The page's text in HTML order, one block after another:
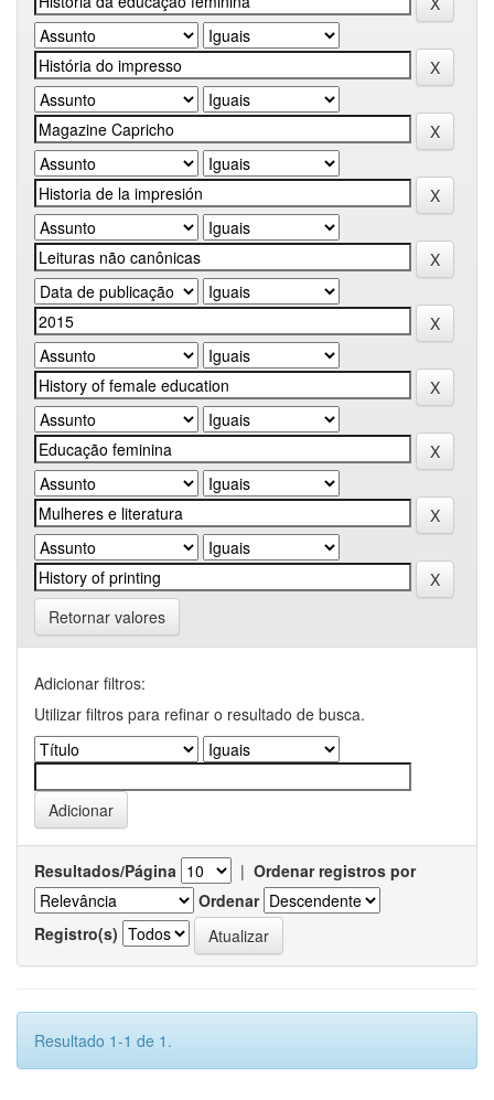
Retornar valores
Adicionar filtros:
Utilizar filtros para refinar o resultado de busca.
Resultados/Página | Ordenar registros por
Ordenar
Registro(s)
Resultado 1-1 de 1.